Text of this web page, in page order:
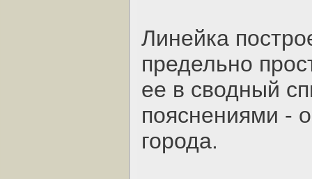
Линейка
предельно
ее в сводный
пояснениями -
города.